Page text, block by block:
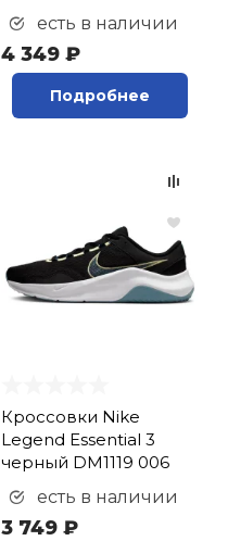
есть в наличии
4 349 ₽
Подробнее
Кроссовки Nike
Legend Essential 3
черный DM1119 006
есть в наличии
3 749 ₽